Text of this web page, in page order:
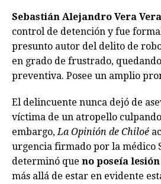
Sebastián Alejandro Vera
control de detención y fue
presunto autor del delito de
en grado de frustrado,
preventiva. Posee un amplio
El delincuente nunca dejó de
víctima de un atropello
embargo,La Opinión de Chiloé
urgencia firmado por la médico
determinó que no poseía
más allá de estar en evidente